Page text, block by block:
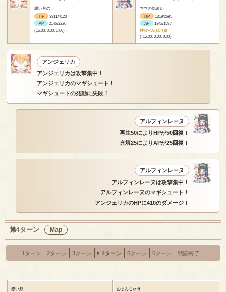
緋い月の
HP
3911/4120
AP
2146/2226
(15.00, 0.00, 0.00)
ママの気遣い
HP
1319/2695
AP
1342/1597
神攻+50(残り8)
(-15.00, 0.00, 0.00)
アンジェリカ
アンジェリカは攻撃集中！
アンジェリカのマギシュート！
マギシュートの発動に失敗！
アルフィンレーヌ
再生50によりHPが50回復！
充填25によりAPが25回復！
アルフィンレーヌ
アルフィンレーヌは攻撃集中！
アルフィンレーヌのマギシュート！
アンジェリカのHPに410のダメージ！
第4ターン Map
1ターン 2ターン 3ターン 4ターン 5ターン 6ターン 戦闘終了
赤い月 おまんじゅう